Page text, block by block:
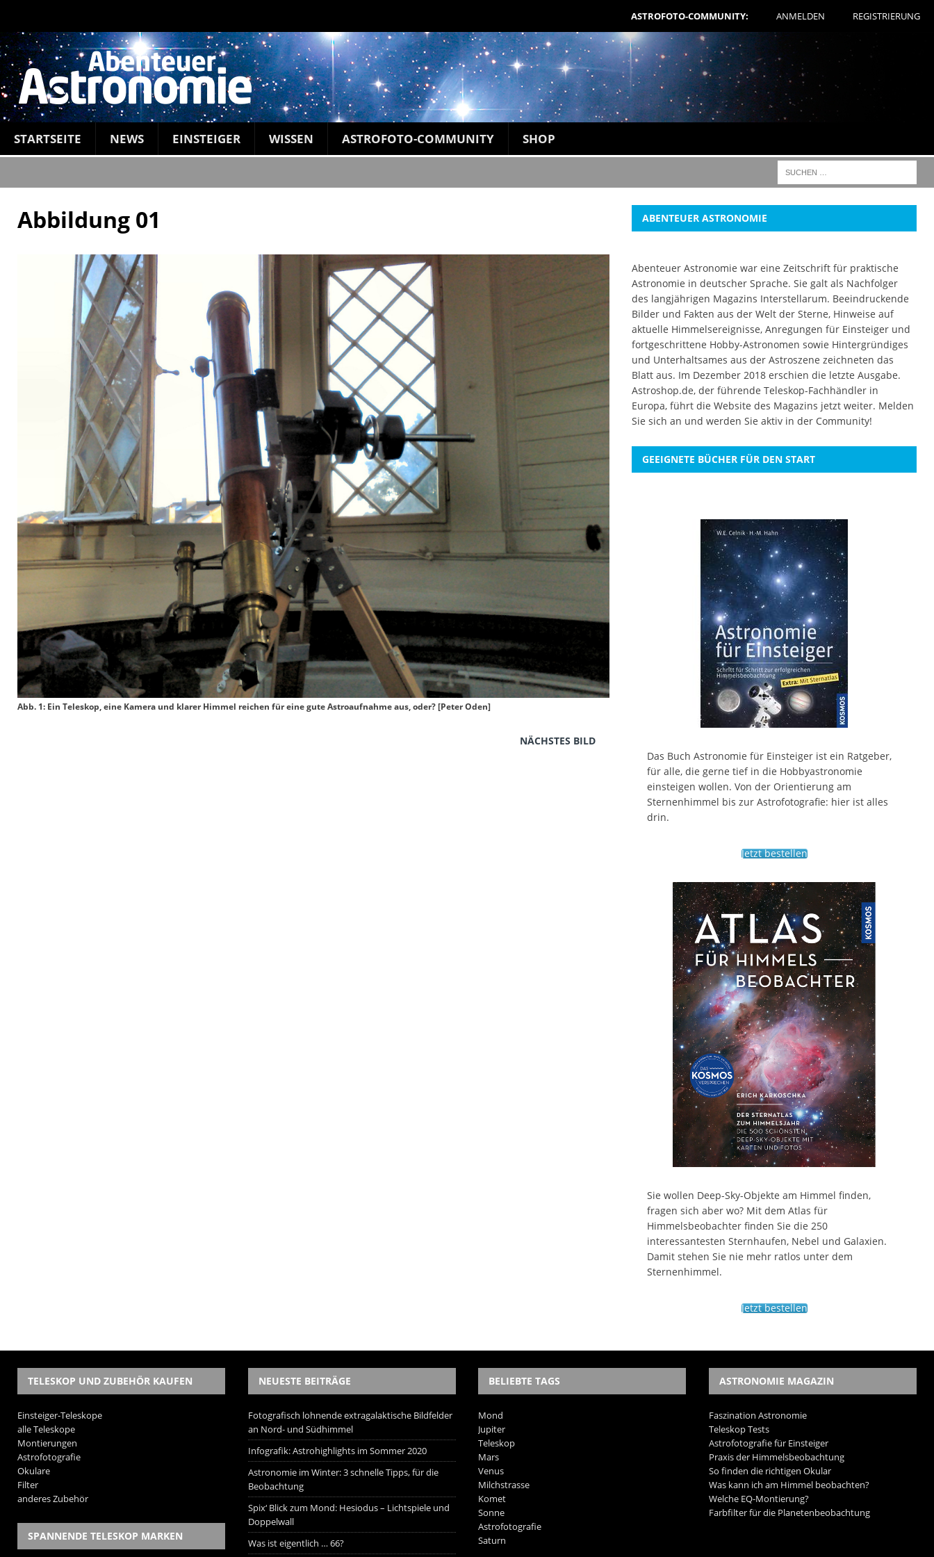
ASTROFOTO-COMMUNITY: ANMELDEN REGISTRIERUNG
STARTSEITE NEWS EINSTEIGER WISSEN ASTROFOTO-COMMUNITY SHOP
Abbildung 01
Abb. 1: Ein Teleskop, eine Kamera und klarer Himmel reichen für eine gute Astroaufnahme aus, oder? [Peter Oden]
NÄCHSTES BILD
ABENTEUER ASTRONOMIE
Abenteuer Astronomie war eine Zeitschrift für praktische
Astronomie in deutscher Sprache. Sie galt als Nachfolger
des langjährigen Magazins Interstellarum. Beeindruckende
Bilder und Fakten aus der Welt der Sterne, Hinweise auf
aktuelle Himmelsereignisse, Anregungen für Einsteiger und
fortgeschrittene Hobby-Astronomen sowie Hintergründiges
und Unterhaltsames aus der Astroszene zeichneten das
Blatt aus. Im Dezember 2018 erschien die letzte Ausgabe.
Astroshop.de, der führende Teleskop-Fachhändler in
Europa, führt die Website des Magazins jetzt weiter. Melden
Sie sich an und werden Sie aktiv in der Community!
GEEIGNETE BÜCHER FÜR DEN START
Das Buch Astronomie für Einsteiger ist ein Ratgeber,
für alle, die gerne tief in die Hobbyastronomie
einsteigen wollen. Von der Orientierung am
Sternenhimmel bis zur Astrofotografie: hier ist alles
drin.
Jetzt bestellen
Sie wollen Deep-Sky-Objekte am Himmel finden,
fragen sich aber wo? Mit dem Atlas für
Himmelsbeobachter finden Sie die 250
interessantesten Sternhaufen, Nebel und Galaxien.
Damit stehen Sie nie mehr ratlos unter dem
Sternenhimmel.
Jetzt bestellen
TELESKOP UND ZUBEHÖR KAUFEN
Einsteiger-Teleskope
alle Teleskope
Montierungen
Astrofotografie
Okulare
Filter
anderes Zubehör
SPANNENDE TELESKOP MARKEN
NEUESTE BEITRÄGE
Fotografisch lohnende extragalaktische Bildfelder
an Nord- und Südhimmel
Infografik: Astrohighlights im Sommer 2020
Astronomie im Winter: 3 schnelle Tipps, für die
Beobachtung
Spix‘ Blick zum Mond: Hesiodus – Lichtspiele und
Doppelwall
Was ist eigentlich … 66?
BELIEBTE TAGS
Mond
Jupiter
Teleskop
Mars
Venus
Milchstrasse
Komet
Sonne
Astrofotografie
Saturn
ASTRONOMIE MAGAZIN
Faszination Astronomie
Teleskop Tests
Astrofotografie für Einsteiger
Praxis der Himmelsbeobachtung
So finden die richtigen Okular
Was kann ich am Himmel beobachten?
Welche EQ-Montierung?
Farbfilter für die Planetenbeobachtung